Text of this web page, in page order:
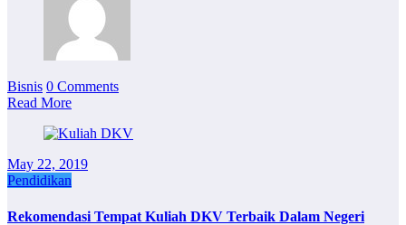
Bisnis 0 Comments
Read More
May 22, 2019
Pendidikan
Rekomendasi Tempat Kuliah DKV Terbaik Dalam Negeri